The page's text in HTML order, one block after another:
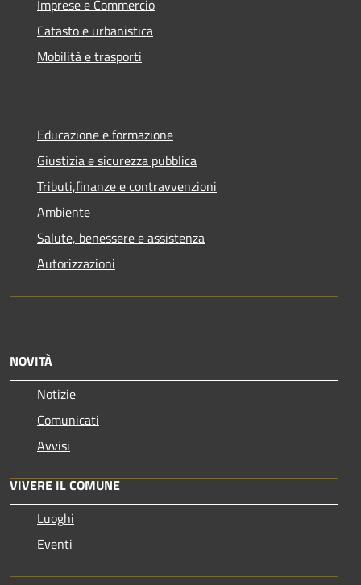
Imprese e Commercio
Catasto e urbanistica
Mobilità e trasporti
Educazione e formazione
Giustizia e sicurezza pubblica
Tributi,finanze e contravvenzioni
Ambiente
Salute, benessere e assistenza
Autorizzazioni
NOVITÀ
Notizie
Comunicati
Avvisi
VIVERE IL COMUNE
Luoghi
Eventi